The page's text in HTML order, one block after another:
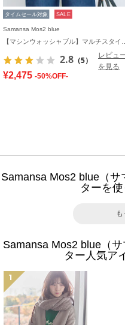
タイムセール対象 SALE
Samansa Mos2 blue
2.8 （5）
レビュ
を見る
¥2,475 -50%OFF-
Samansa Mos2 blue（
ターを
Samansa Mos2 blue（
ター人気ア
1